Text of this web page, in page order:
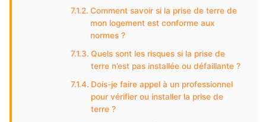
Comment savoir si la prise de terre de
mon logement est conforme aux
normes ?
Quels sont les risques si la prise de
terre n’est pas installée ou défaillante ?
Dois-je faire appel à un professionnel
pour vérifier ou installer la prise de
terre ?